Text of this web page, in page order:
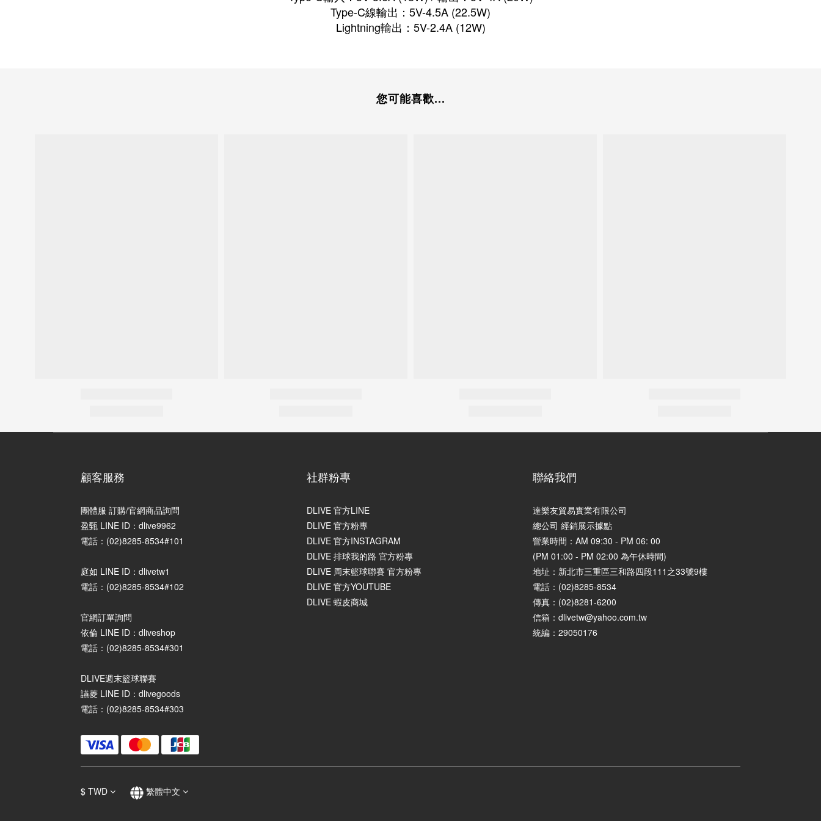
Type-C線輸出：5V-4.5A (22.5W)
Lightning輸出：5V-2.4A (12W)
您可能喜歡...
顧客服務
團體服 訂購/官網商品詢問
盈甄 LINE ID：dlive9962
電話：(02)8285-8534#101
庭如 LINE ID：dlivetw1
電話：(02)8285-8534#102
官網訂單詢問
依倫 LINE ID：dliveshop
電話：(02)8285-8534#301
DLIVE週末籃球聯賽
讌菱 LINE ID：dlivegoods
電話：(02)8285-8534#303
社群粉專
DLIVE 官方LINE
DLIVE 官方粉專
DLIVE 官方INSTAGRAM
DLIVE 排球我的路 官方粉專
DLIVE 周末籃球聯賽 官方粉專
DLIVE 官方YOUTUBE
DLIVE 蝦皮商城
聯絡我們
達樂友貿易實業有限公司
總公司 經銷展示據點
營業時間：AM 09:30 - PM 06: 00
(PM 01:00 - PM 02:00 為午休時間)
地址： 新北市三重區三和路四段111之33號9樓
電話：(02)8285-8534
傳真：(02)8281-6200
信箱：dlivetw@yahoo.com.tw
統編：29050176
$ TWD 繁體中文